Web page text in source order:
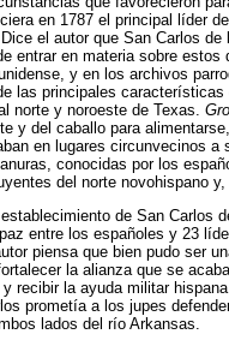
en 1787 el principal líder
el autor que San Carlos
entrar en materia sobre
y en los archivos
las principales
norte y noroeste de Texas.
y del caballo para
en lugares circunvecinos
conocidas por los
del norte novohispano
de San Carlos
entre los españoles y 23
piensa que bien pudo ser
la alianza que se
recibir la ayuda militar
prometía a los jupes
lados del río Arkansas.